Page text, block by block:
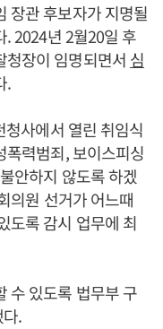
장관 후보자가 지명될
. 2024년 2월20일 후
청장이 임명되면서 심
.
사에서 열린 취임식
폭력범죄, 보이스피싱
안하지 않도록 하겠
의원 선거가 어느때
도록 감시 업무에 최
수 있도록 법무부 구
.